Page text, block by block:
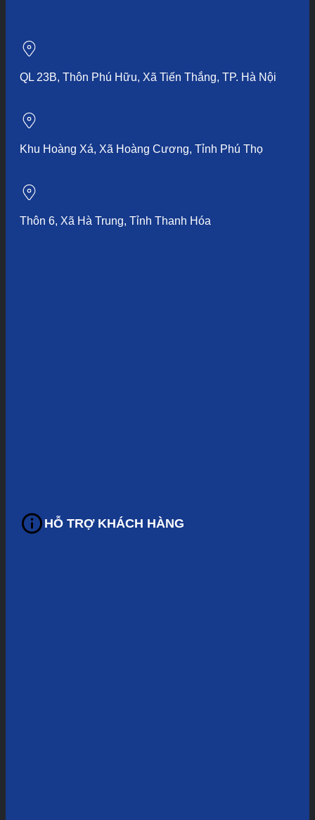
QL 23B, Thôn Phú Hữu, Xã Tiến Thắng, TP. Hà Nội
Khu Hoàng Xá, Xã Hoàng Cương, Tỉnh Phú Thọ
Thôn 6, Xã Hà Trung, Tỉnh Thanh Hóa
HỖ TRỢ KHÁCH HÀNG